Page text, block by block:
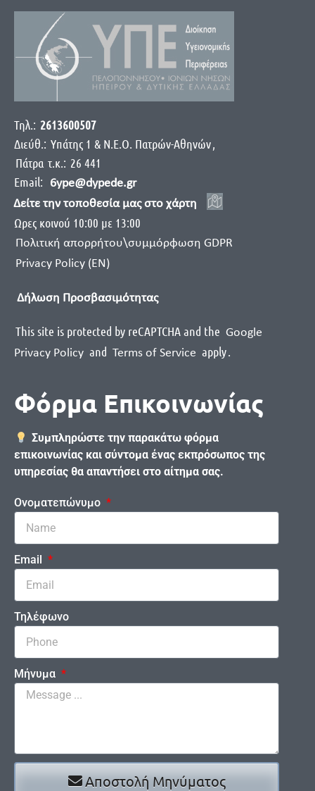
Τηλ.: 2613600507
Διεύθ.: Yπάτης 1 & Ν.Ε.Ο. Πατρών-Αθηνών,
Πάτρα τ.κ.: 26 441
Email:
6ype@dypede.gr
Δείτε την τοποθεσία μας στο χάρτη
Ωρες κοινού 10:00 με 13:00
Πολιτική απορρήτου\συμμόρφωση GDPR
Privacy Policy (EN)
Δήλωση Προσβασιμότητας
This site is protected by reCAPTCHA and the Google
Privacy Policy and Terms of Service apply.
Φόρμα Επικοινωνίας
Συμπληρώστε την παρακάτω φόρμα
επικοινωνίας και σύντομα ένας εκπρόσωπος της
υπηρεσίας θα απαντήσει στο αίτημα σας.
Ονοματεπώνυμο
Email
Τηλέφωνο
Μήνυμα
Αποστολή Μηνύματος